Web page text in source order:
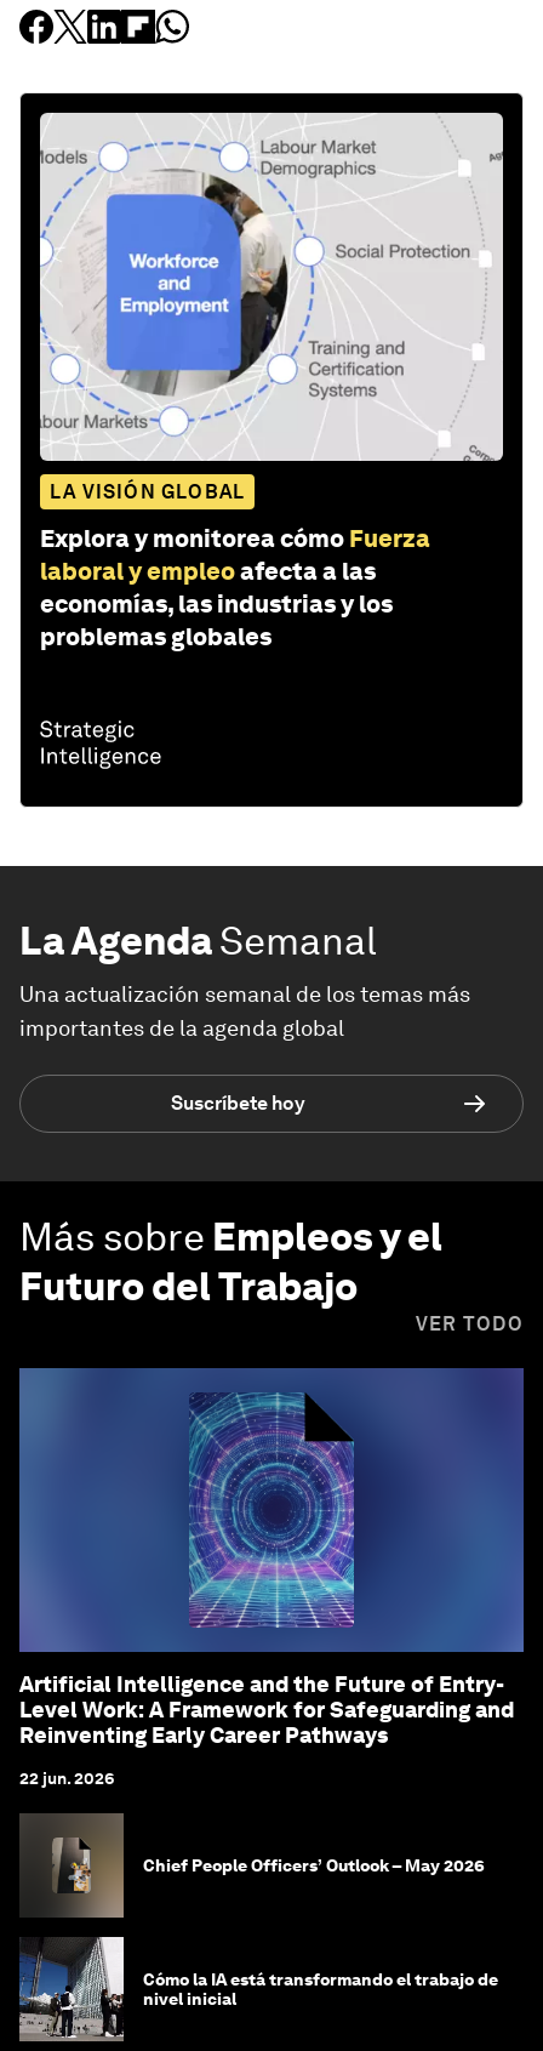
LA VISIÓN GLOBAL
Explora y monitorea cómo Fuerza
laboral y empleoafecta a las
economías, las industrias y los
problemas globales
La AgendaSemanal
Una actualización semanal de los temas más
importantes de la agenda global
Suscríbete hoy
Más sobre Empleos y el
Futuro del Trabajo
VER TODO
Artificial Intelligence and the Future of Entry-
Level Work: A Framework for Safeguarding and
Reinventing Early Career Pathways
22 jun. 2026
Chief People Officers’ Outlook – May 2026
Cómo la IA está transformando el trabajo de
nivel inicial